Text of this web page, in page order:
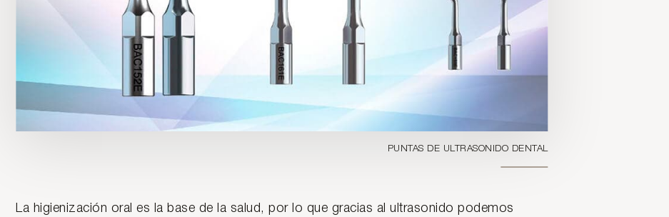
PUNTAS DE ULTRASONIDO DENTAL
La higienización oral es la base de la salud, por lo que gracias al ultrasonido podemos